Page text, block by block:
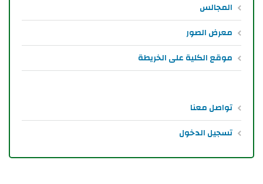
المجالس
معرض الصور
موقع الكلية على الخريطة
تواصل معنا
تسجيل الدخول